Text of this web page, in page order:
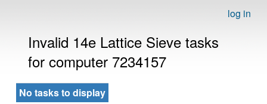
log in
Invalid 14e Lattice Sieve tasks
for computer 7234157
No tasks to display